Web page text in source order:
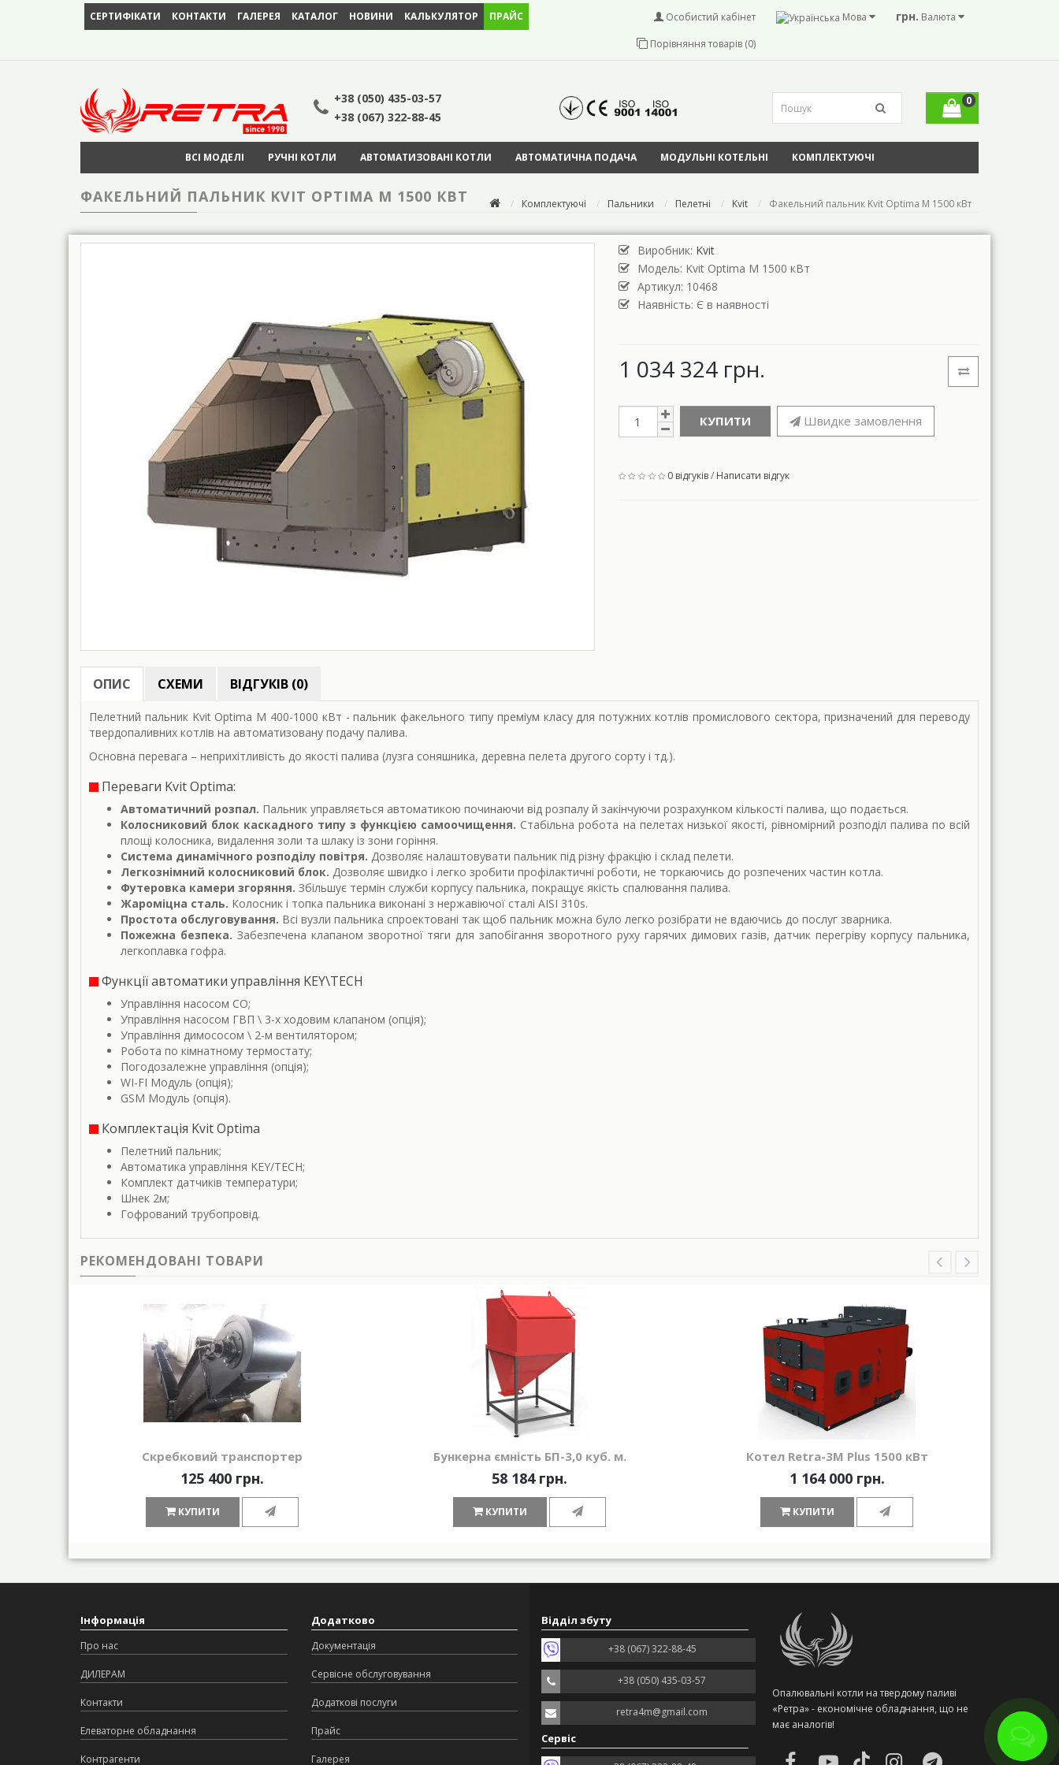
СЕРТИФІКАТИ КОНТАКТИ ГАЛЕРЕЯ КАТАЛОГ НОВИНИ КАЛЬКУЛЯТОР ПРАЙС грн. Валюта
Мова
Особистий кабінет
Порівняння товарів (0)
+38 (050) 435-03-57
+38 (067) 322-88-45
0
ВСІ МОДЕЛІ РУЧНІ КОТЛИ АВТОМАТИЗОВАНІ КОТЛИ АВТОМАТИЧНА ПОДАЧА МОДУЛЬНІ КОТЕЛЬНІ КОМПЛЕКТУЮЧІ
Комплектуючі Пальники Пелетні Kvit Факельний пальник Kvit Optima M 1500 кВт
ФАКЕЛЬНИЙ ПАЛЬНИК KVIT OPTIMA M 1500 КВТ
Виробник: Kvit
Модель: Kvit Optima M 1500 кВт
Артикул: 10468
Наявність: Є в наявності
1 034 324 грн.
КУПИТИ Швидке замовлення
0 відгуків/ Написати відгук
ОПИС СХЕМИ ВІДГУКІВ (0)
Пелетний пальник Kvit Optima M 400-1000 кВт - пальник факельного типу преміум класу для потужних котлів промислового сектора, призначений для переводу
твердопаливних котлів на автоматизовану подачу палива.
Основна перевага – неприхітливість до якості палива (лузга соняшника, деревна пелета другого сорту і тд.).
Переваги Kvit Optima:
Автоматичний розпал. Пальник управляється автоматикою починаючи від розпалу й закінчуючи розрахунком кількості палива, що подається.
Колосниковий блок каскадного типу з функцією самоочищення. Стабільна робота на пелетах низької якості, рівномірний розподіл палива по всій
площі колосника, видалення золи та шлаку із зони горіння.
Система динамічного розподілу повітря. Дозволяє налаштовувати пальник під різну фракцію і склад пелети.
Легкознімний колосниковий блок. Дозволяє швидко і легко зробити профілактичні роботи, не торкаючись до розпечених частин котла.
Футеровка камери згоряння. Збільшує термін служби корпусу пальника, покращує якість спалювання палива.
Жароміцна сталь. Колосник і топка пальника виконані з нержавіючої сталі AISI 310s.
Простота обслуговування. Всі вузли пальника спроектовані так щоб пальник можна було легко розібрати не вдаючись до послуг зварника.
Пожежна безпека. Забезпечена клапаном зворотної тяги для запобігання зворотного руху гарячих димових газів, датчик перегріву корпусу пальника,
легкоплавка гофра.
Функції автоматики управління KEY\TECH
Управління насосом СО;
Управління насосом ГВП \ 3-х ходовим клапаном (опція);
Управління димососом \ 2-м вентилятором;
Робота по кімнатному термостату;
Погодозалежне управління (опція);
WI-FI Модуль (опція);
GSM Модуль (опція).
Комплектація Kvit Optima
Пелетний пальник;
Автоматика управління KEY/TECH;
Комплект датчиків температури;
Шнек 2м;
Гофрований трубопровід.
РЕКОМЕНДОВАНІ ТОВАРИ
Скребковий транспортер
125 400 грн.
КУПИТИ
Бункерна ємність БП-3,0 куб. м.
58 184 грн.
КУПИТИ
Котел Retra-3М Plus 1500 кВт
1 164 000 грн.
КУПИТИ
Інформація
Про нас
ДИЛЕРАМ
Контакти
Елеваторне обладнання
Контрагенти
Додатково
Документація
Сервісне обслуговування
Додаткові послуги
Прайс
Галерея
Відділ збуту
+38 (067) 322-88-45
+38 (050) 435-03-57
retra4m@gmail.com
Сервіс
Опалювальні котли на твердому паливі
«Ретра» - економічне обладнання, що не
має аналогів!